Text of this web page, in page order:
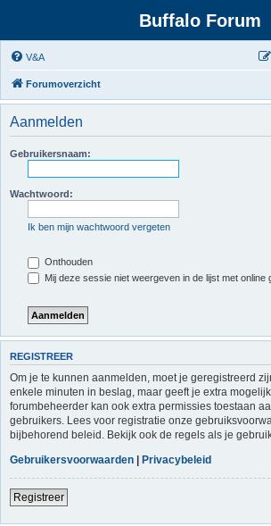
Buffalo Forum
V&A
Forumoverzicht
Aanmelden
Gebruikersnaam:
Wachtwoord:
Ik ben mijn wachtwoord vergeten
Onthouden
Mij deze sessie niet weergeven in de lijst met online
REGISTREER
Om je te kunnen aanmelden, moet je geregistreerd
enkele minuten in beslag, maar geeft je extra
forumbeheerder kan ook extra permissies toestaan
gebruikers. Lees voor registratie onze
bijbehorend beleid. Bekijk ook de regels als je
Gebruikersvoorwaarden | Privacybeleid
Registreer